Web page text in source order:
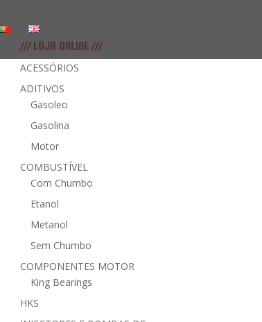
/// LOJA ONLINE ///
ACESSÓRIOS
ADITIVOS
Gasoleo
Gasolina
Motor
COMBUSTÍVEL
Com Chumbo
Etanol
Metanol
Sem Chumbo
COMPONENTES MOTOR
King Bearings
HKS